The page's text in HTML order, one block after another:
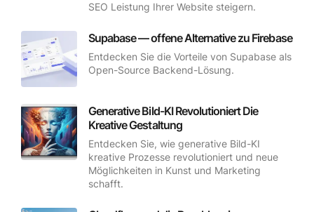
SEO Leistung Ihrer Website steigern.
Supabase — offene Alternative zu Firebase
Entdecken Sie die Vorteile von Supabase als
Open-Source Backend-Lösung.
Generative Bild-KI Revolutioniert Die
Kreative Gestaltung
Entdecken Sie, wie generative Bild-KI
kreative Prozesse revolutioniert und neue
Möglichkeiten in Kunst und Marketing
schafft.